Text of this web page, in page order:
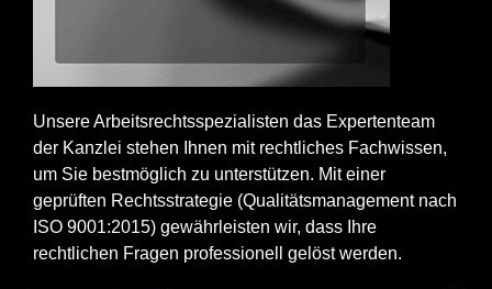
Unsere Arbeitsrechtsspezialisten das Expertenteam
der Kanzlei stehen Ihnen mit rechtliches Fachwissen,
um Sie bestmöglich zu unterstützen. Mit einer
geprüften Rechtsstrategie (Qualitätsmanagement nach
ISO 9001:2015) gewährleisten wir, dass Ihre
rechtlichen Fragen professionell gelöst werden.